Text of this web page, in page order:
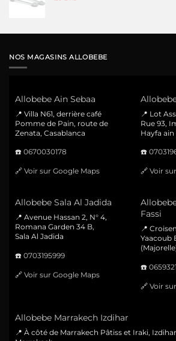
NOS MAGASINS ALLOBEBE
Allobebe Ain Sebaa
📍 Villa N61, derrière café
Pomme de Pain, route de
Zenata, Casablanca
☎️ 0670030178
🔗 Voir sur Google Maps
📍 Lot
Rue 93,
Hayfa
☎️
🔗 Voir
Allobebe Sala Al Jadida
📍 Avenue Hassan 2, N° 4,
Romana Garden 34 B,
Sala Al Jadida
☎️ 0703195999
🔗 Voir sur Google Maps
Fassi
📍
Yaacoub
☎️
🔗 Voir
Allobebe Marrakech Izdihar
📍 À côté de Marrakech Pâtiss et Iraki,